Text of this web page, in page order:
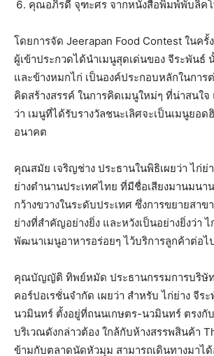
คุณอภิรดี จุฑะศร จากหนังสือพิมพ์พับลิค
โดยการจัด Jeerapan Food Contest ในครั้
ผู้เข้าประกวดได้นำเมนูสุดเด่นของ จีระพันธ์
และข้างหมกไก่ เป็นองค์ประกอบหลักในการ
คิดสร้างสรรค์ ในการคิดเมนูใหม่ๆ ที่น่าสนใ
ว่า เมนูที่ได้รับรางวัลชนะเลิศจะเป็นเมนูยอด
อนาคต
คุณสมัย เจริญช่าง ประธานในพิธิเผยว่า ไก่ย่
ย่างตำนานประเทศไทย ที่มีชื่อเสียงมานมนา
กว้างขวางในระดับประเทศ ซึ่งการขยายสาข
ย่างที่สำคัญอย่างยิ่ง และหวังเป็นอย่างยิ่งว่า
พัฒนาเมนูอาหารอร่อยๆ ไว้บริการลูกค้าต่อไ
คุณบัญญัติ ทิพย์หมัด ประธานกรรมการบริษั
คอร์ปอเรชั่นจำกัด เผยว่า สำหรับ ไก่ย่าง จีร
นวมินทร์ ตั้งอยู่ที่ถนนเกษตร-นวมินทร์ ตรงกั
บริเวณดังกล่าวต้อง ใกล้กับห้างสรรพสินค้า
ข้ามกับตลาดนัดหัวมุม สามารถเดินทางมาได้